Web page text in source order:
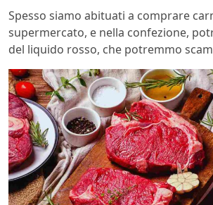
Spesso siamo abituati a comprare
supermercato, e nella confezione,
del liquido rosso, che potremmo